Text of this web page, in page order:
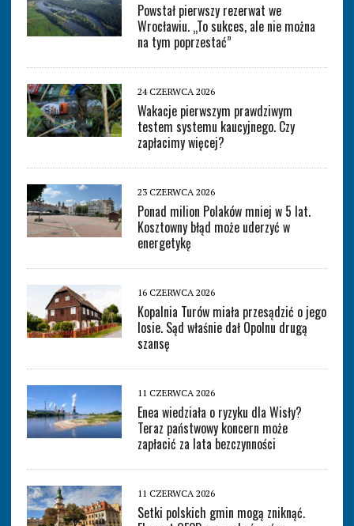
Powstał pierwszy rezerwat we
Wrocławiu. „To sukces, ale nie można
na tym poprzestać”
24 CZERWCA 2026
Wakacje pierwszym prawdziwym
testem systemu kaucyjnego. Czy
zapłacimy więcej?
23 CZERWCA 2026
Ponad milion Polaków mniej w 5 lat.
Kosztowny błąd może uderzyć w
energetykę
16 CZERWCA 2026
Kopalnia Turów miała przesądzić o jego
losie. Sąd właśnie dał Opolnu drugą
szansę
11 CZERWCA 2026
Enea wiedziała o ryzyku dla Wisły?
Teraz państwowy koncern może
zapłacić za lata bezczynności
11 CZERWCA 2026
Setki polskich gmin mogą zniknąć.